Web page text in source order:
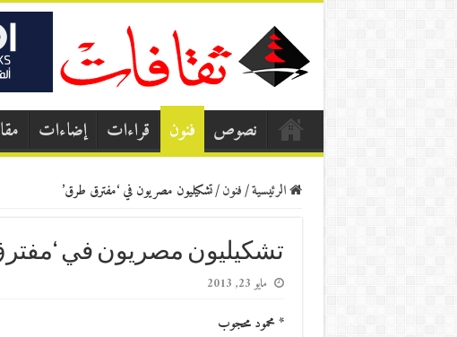
نصوص فنون قراءات إضاءات
الرئيسية/فنون/تشكيليون مصريون في ‘مفترق طرق’
تشكيليون مصريون في
مايو 23, 2013
* محمود محجوب